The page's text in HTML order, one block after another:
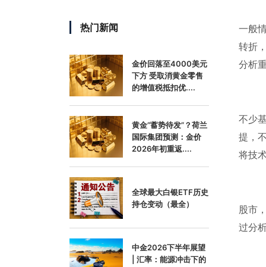
热门新闻
金价回落至4000美元
下方 受取消黄金零售
的增值税抵扣优....
黄金“蓄势待发”？荷兰
国际集团预测：金价
2026年初重返....
全球最大白银ETF历史
持仓变动（最全）
中金2026下半年展望
| 汇率：能源冲击下的
一般
转折
分析
不少
提，
将技
股市
过分